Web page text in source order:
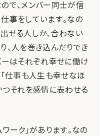
で、メンバー同士が信
事をしています。なの
せる人しか、合わない
、人を巻き込んだりでき
ーはそれぞれ幸せに働け
「仕事も人生も幸せなほ
つそれを感情に表わせる
ーク」があります。なの